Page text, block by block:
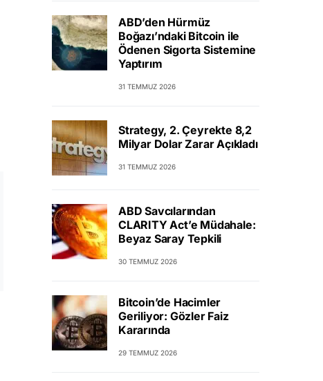
ABD’den Hürmüz
Boğazı’ndaki Bitcoin ile
Ödenen Sigorta Sistemine
Yaptırım
31 TEMMUZ 2026
Strategy, 2. Çeyrekte 8,2
Milyar Dolar Zarar Açıkladı
31 TEMMUZ 2026
ABD Savcılarından
CLARITY Act’e Müdahale:
Beyaz Saray Tepkili
30 TEMMUZ 2026
Bitcoin’de Hacimler
Geriliyor: Gözler Faiz
Kararında
29 TEMMUZ 2026